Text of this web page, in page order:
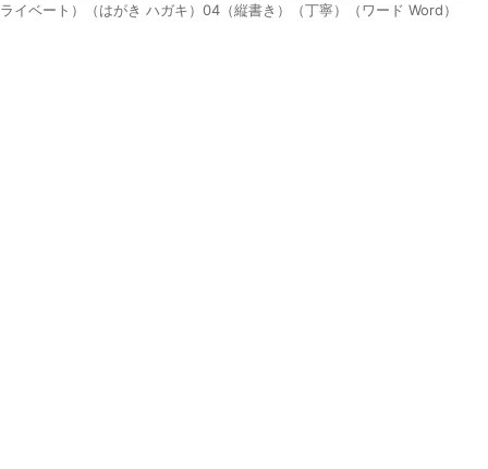
ライベート）（はがき ハガキ）04（縦書き）（丁寧）（ワード Word）